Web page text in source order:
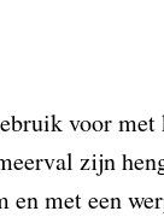
voor met
zijn
en met een